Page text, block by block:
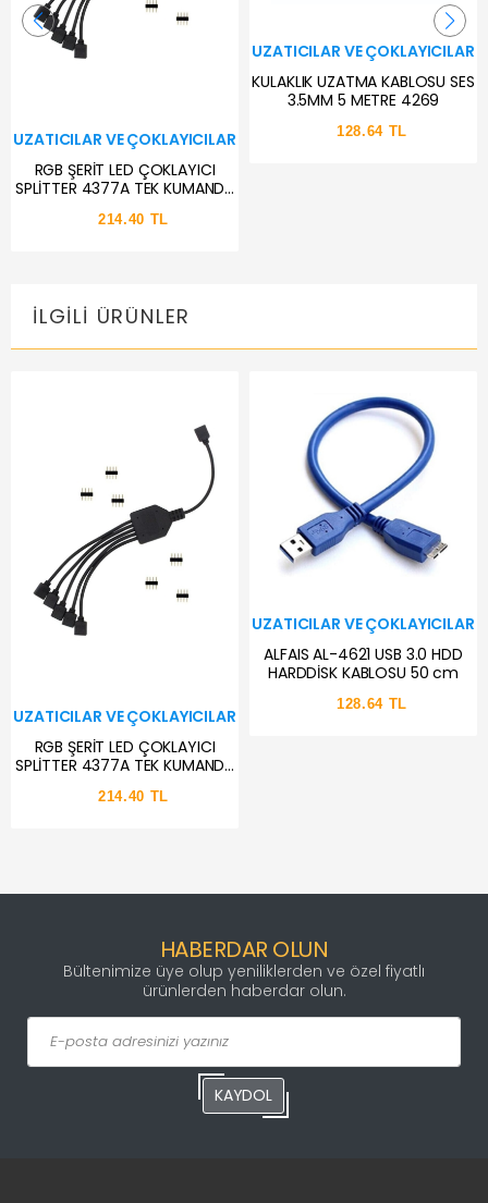
UZATICILAR VE ÇOKLAYICILAR
RGB ŞERİT LED ÇOKLAYICI
SPLİTTER 4377A TEK KUMANDA
214.40 TL
UZATICILAR VE ÇOKLAYICILAR
KULAKLIK UZATMA KABLOSU SES
3.5MM 5 METRE 4269
128.64 TL
İLGILI ÜRÜNLER
UZATICILAR VE ÇOKLAYICILAR
RGB ŞERİT LED ÇOKLAYICI
SPLİTTER 4377A TEK KUMANDA
214.40 TL
UZATICILAR VE ÇOKLAYICILAR
ALFAIS AL-4621 USB 3.0 HDD
HARDDİSK KABLOSU 50 cm
128.64 TL
HABERDAR OLUN
Bültenimize üye olup yeniliklerden ve özel fiyatlı
ürünlerden haberdar olun.
KAYDOL